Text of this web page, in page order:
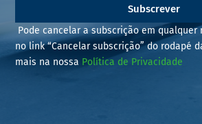
Subscrever
Pode cancelar a subscrição em qualquer
no link “Cancelar subscrição” do rodapé
mais na nossa Política de Privacidade